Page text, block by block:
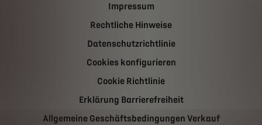
Impressum
Rechtliche Hinweise
Datenschutzrichtlinie
Cookies konfigurieren
Cookie Richtlinie
Erklärung Barrierefreiheit
Allgemeine Geschäftsbedingungen Verkauf